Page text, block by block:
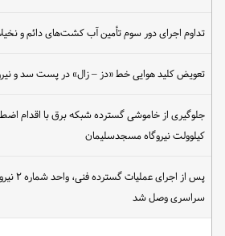
تداوم اجرای دور سوم تأمین آب کشت‌های دائم و
تعویض کلید هوایی خط «دز – زال» در پست سد و
کیلوولت نیروگاه مسجدسلیمان
پس از اجرای
سراسری وصل شد